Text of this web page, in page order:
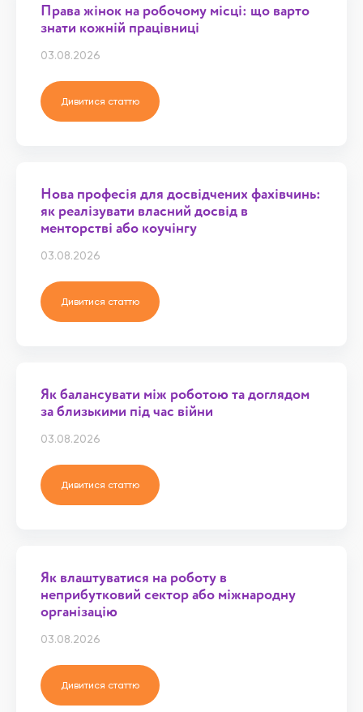
Права жінок на робочому місці: що варто
знати кожній працівниці
03.08.2026
Дивитися статтю
Нова професія для досвідчених фахівчинь:
як реалізувати власний досвід в
менторстві або коучінгу
03.08.2026
Дивитися статтю
Як балансувати між роботою та доглядом
за близькими під час війни
03.08.2026
Дивитися статтю
Як влаштуватися на роботу в
неприбутковий сектор або міжнародну
організацію
03.08.2026
Дивитися статтю